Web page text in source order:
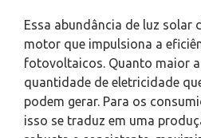
Essa abundância de luz solar
motor que impulsiona a
fotovoltaicos. Quanto maior
quantidade de eletricidade
podem gerar. Para os
isso se traduz em uma